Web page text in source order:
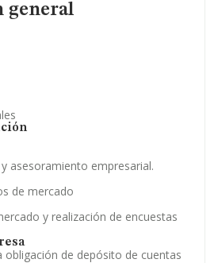
general
asesoramiento empresarial.
de mercado
y realización de encuestas
obligación de depósito de cuentas